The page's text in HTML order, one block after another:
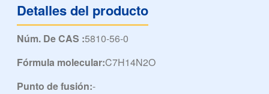
Detalles del producto
Núm. De CAS :5810-56-0
Fórmula molecular:C7H14N2O
Punto de fusión:-